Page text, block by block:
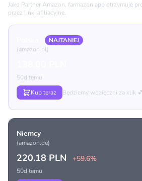
Jako Partner Amazon, farmazon.app otrzymuje
przez linki afiliacyjne.
NAJTANIEJ
(amazon.pl)
50d temu
Kup teraz
Będziemy wdzięczni za klik 💕
Niemcy
(amazon.de)
220.18 PLN +59.6%
50d temu